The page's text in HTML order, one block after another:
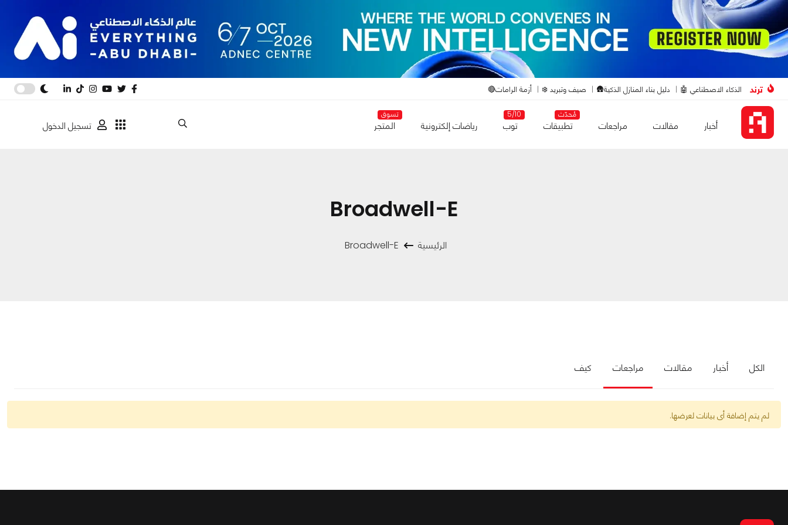
ترند الذكاء الاصطناعي 🤖 دليل بناء المنازل الذكية🛖 صيف وتبريد ❄️ أزمة الرامات🔴
أخبار مقالات مراجعات
مُحدّث
تطبيقات
5/10
توب رياضات إلكترونية
تسوق
المتجر تسجيل الدخول
Broadwell-E
الرئيسية Broadwell-E
الكل أخبار مقالات مراجعات كيف
لم يتم إضافة أى بيانات لعرضها.